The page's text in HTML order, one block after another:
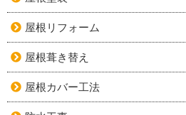
屋根リフォーム
屋根葺き替え
屋根カバー工法